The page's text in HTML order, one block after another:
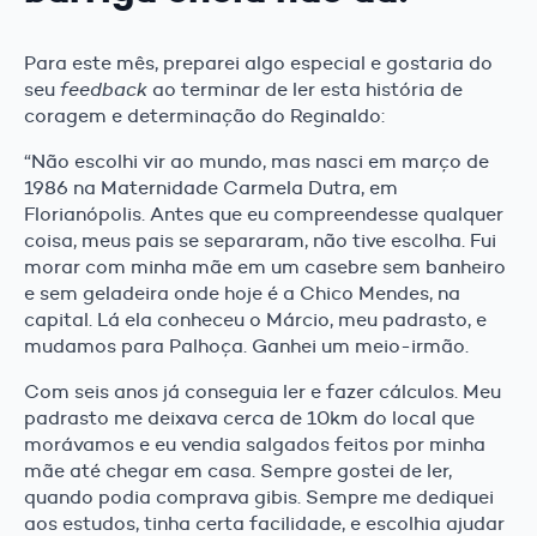
Para este mês, preparei algo especial e gostaria do
seu feedback ao terminar de ler esta história de
coragem e determinação do Reginaldo:
“Não escolhi vir ao mundo, mas nasci em março de
1986 na Maternidade Carmela Dutra, em
Florianópolis. Antes que eu compreendesse qualquer
coisa, meus pais se separaram, não tive escolha. Fui
morar com minha mãe em um casebre sem banheiro
e sem geladeira onde hoje é a Chico Mendes, na
capital. Lá ela conheceu o Márcio, meu padrasto, e
mudamos para Palhoça. Ganhei um meio-irmão.
Com seis anos já conseguia ler e fazer cálculos. Meu
padrasto me deixava cerca de 10km do local que
morávamos e eu vendia salgados feitos por minha
mãe até chegar em casa. Sempre gostei de ler,
quando podia comprava gibis. Sempre me dediquei
aos estudos, tinha certa facilidade, e escolhia ajudar